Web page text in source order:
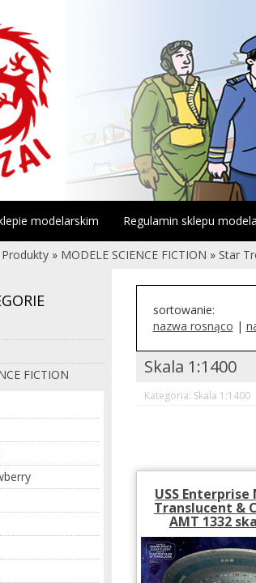
modelarskim Regulamin sklepu
Produkty » MODELE SCIENCE FICTION » Star
FICTION
sortowanie:
nazwa rosnąco |
Skala 1:1400
Kategoria: Skala 1:1400
USS Enterprise
Translucent &
AMT 1332